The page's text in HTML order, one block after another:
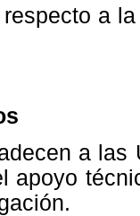
a
a las
apoyo